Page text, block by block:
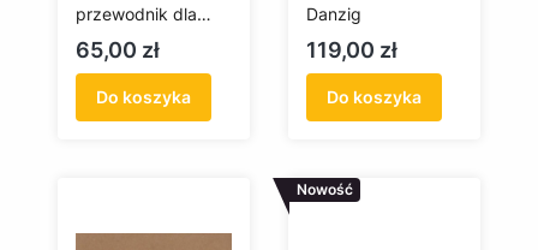
przewodnik dla
żeglarzy
Cena
65,00 zł
Do koszyka
Danzig
Cena
119,00 zł
Do koszyka
Nowość